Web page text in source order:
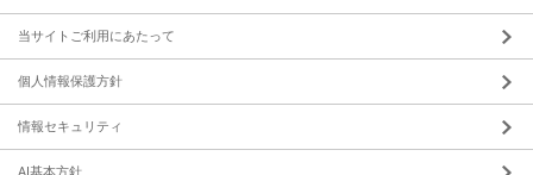
当サイトご利用にあたって
個人情報保護方針
情報セキュリティ
AI基本方針